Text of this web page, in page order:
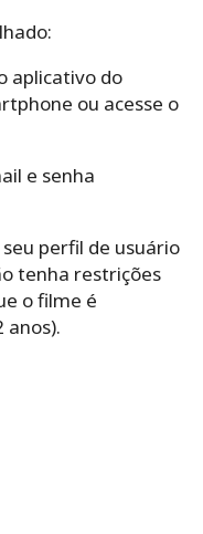
aplicativo do
ou acesse o
e senha
seu perfil de usuário
tenha restrições
o filme é
anos).